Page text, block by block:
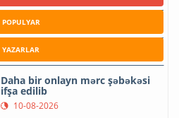
POPULYAR
YAZARLAR
Daha bir onlayn mərc şəbəkəsi
ifşa edilib
10-08-2026